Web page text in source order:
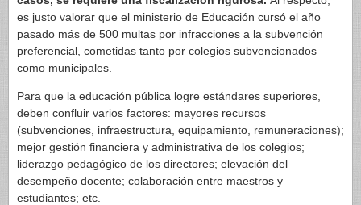
es justo valorar que el ministerio de Educación cursó el año
pasado más de 500 multas por infracciones a la subvención
preferencial, cometidas tanto por colegios subvencionados
como municipales.
Para que la educación pública logre estándares superiores,
deben confluir varios factores: mayores recursos
(subvenciones, infraestructura, equipamiento, remuneraciones);
mejor gestión financiera y administrativa de los colegios;
liderazgo pedagógico de los directores; elevación del
desempeño docente; colaboración entre maestros y
estudiantes; etc.